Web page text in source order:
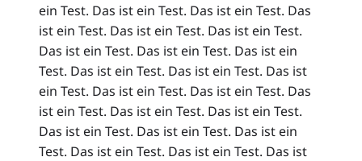
ein Test. Das ist ein Test. Das ist ein Test. Das
ist ein Test. Das ist ein Test. Das ist ein Test.
Das ist ein Test. Das ist ein Test. Das ist ein
Test. Das ist ein Test. Das ist ein Test. Das ist
ein Test. Das ist ein Test. Das ist ein Test. Das
ist ein Test. Das ist ein Test. Das ist ein Test.
Das ist ein Test. Das ist ein Test. Das ist ein
Test. Das ist ein Test. Das ist ein Test. Das ist